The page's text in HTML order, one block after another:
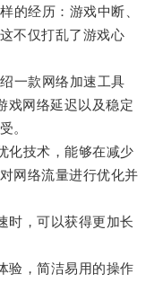
经历：游戏中断、
不仅打乱了游戏心
一款网络加速工具
网络延迟以及稳定
。
技术，能够在减少
网络流量进行优化并
，可以获得更加长
，简洁易用的操作